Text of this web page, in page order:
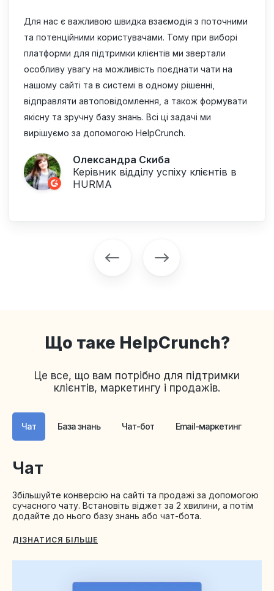
Для нас є важливою швидка взаємодія з поточними
та потенційними користувачами. Тому при виборі
платформи для підтримки клієнтів ми звертали
особливу увагу на можливість поєднати чати на
нашому сайті та в системі в одному рішенні,
відправляти автоповідомлення, а також формувати
якісну та зручну базу знань. Всі ці задачі ми
вирішуємо за допомогою HelpCrunch.
Олександра Скиба
Керівник відділу успіху клієнтів в
HURMA
Що таке HelpCrunch?
Це все, що вам потрібно для підтримки
клієнтів, маркетингу і продажів.
Чат База знань Чат-бот Email-маркетинг
Чат
Збільшуйте конверсію на сайті та продажі за допомогою
сучасного чату. Встановіть віджет за 2 хвилини, а потім
додайте до нього базу знань або чат-бота.
ДІЗНАТИСЯ БІЛЬШЕ